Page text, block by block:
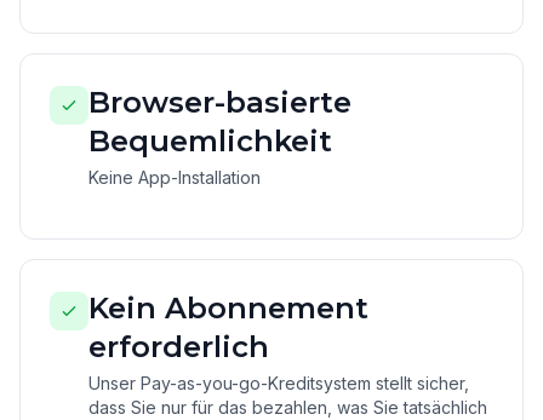
Browser-basierte
Bequemlichkeit
Keine App-Installation
Kein Abonnement
erforderlich
Unser Pay-as-you-go-Kreditsystem stellt sicher,
dass Sie nur für das bezahlen, was Sie tatsächlich